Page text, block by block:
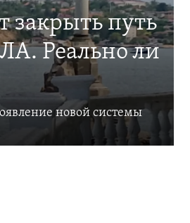
закрыть путь
Реально ли
новой системы